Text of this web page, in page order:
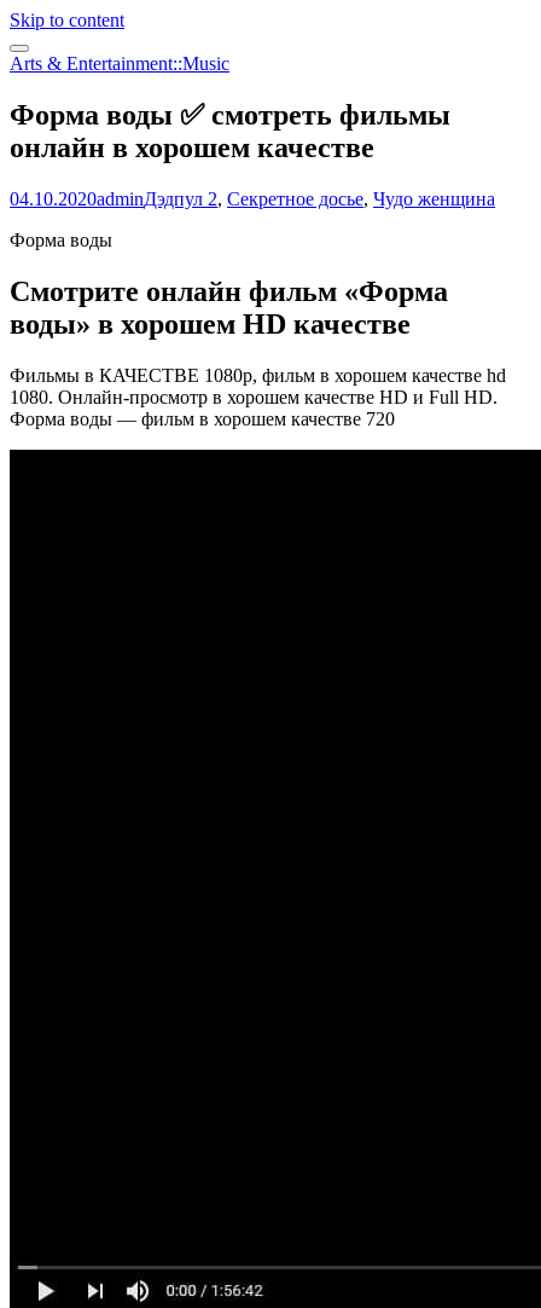
Skip to content
Arts & Entertainment::Music
Форма воды ✅ смотреть фильмы
онлайн в хорошем качестве
04.10.2020adminДэдпул 2, Секретное досье, Чудо женщина
Форма воды
Смотрите онлайн фильм «Форма
воды» в хорошем HD качестве
Фильмы в КАЧЕСТВЕ 1080p, фильм в хорошем качестве hd
1080. Онлайн-просмотр в хорошем качестве HD и Full HD.
Форма воды — фильм в хорошем качестве 720